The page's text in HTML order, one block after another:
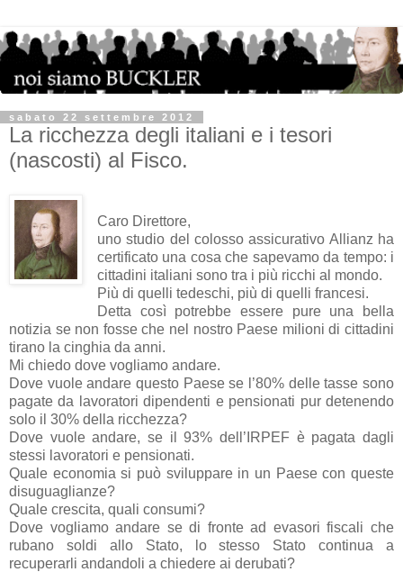
sabato 22 settembre 2012
La ricchezza degli italiani e i tesori
(nascosti) al Fisco.
Caro Direttore,
uno studio del colosso assicurativo Allianz ha
certificato una cosa che sapevamo da tempo: i
cittadini italiani sono tra i più ricchi al mondo.
Più di quelli tedeschi, più di quelli francesi.
Detta così potrebbe essere pure una bella
notizia se non fosse che nel nostro Paese milioni di cittadini
tirano la cinghia da anni.
Mi chiedo dove vogliamo andare.
Dove vuole andare questo Paese se l’80% delle tasse sono
pagate da lavoratori dipendenti e pensionati pur detenendo
solo il 30% della ricchezza?
Dove vuole andare, se il 93% dell’IRPEF è pagata dagli
stessi lavoratori e pensionati.
Quale economia si può sviluppare in un Paese con queste
disuguaglianze?
Quale crescita, quali consumi?
Dove vogliamo andare se di fronte ad evasori fiscali che
rubano soldi allo Stato, lo stesso Stato continua a
recuperarli andandoli a chiedere ai derubati?